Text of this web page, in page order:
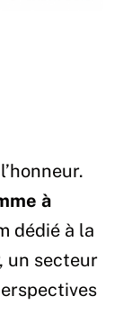
à
dédié à la
un secteur